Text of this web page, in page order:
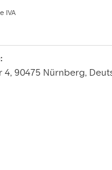
IVA
4, 90475 Nürnberg,